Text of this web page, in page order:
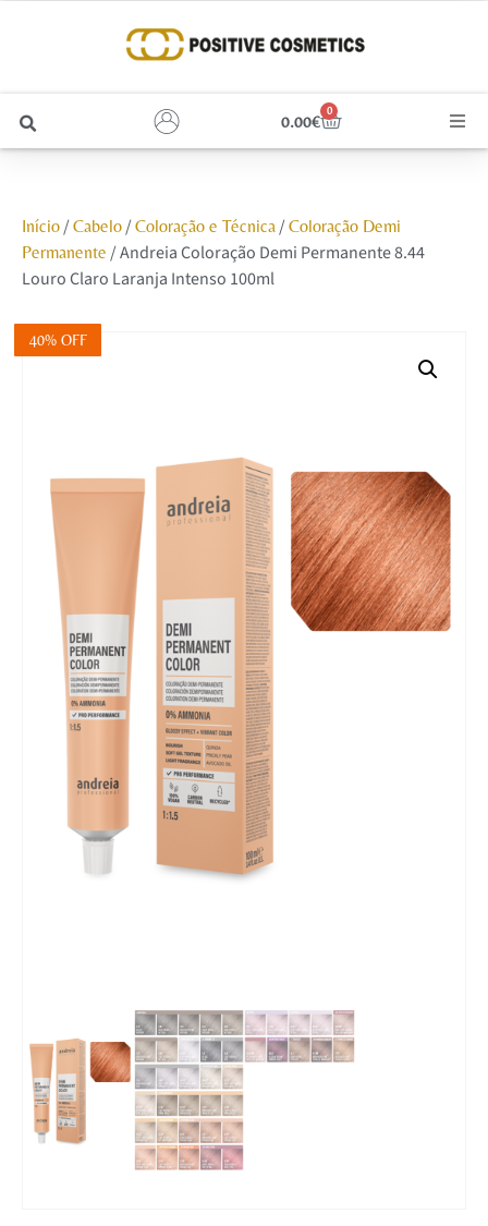
0.00€
0
Unhas
Homem
Rosto
Mobiliário
Início/ Cabelo/ Coloração e Técnica/ Coloração Demi
Permanente / Andreia Coloração Demi Permanente 8.44
Louro Claro Laranja Intenso 100ml
40% OFF